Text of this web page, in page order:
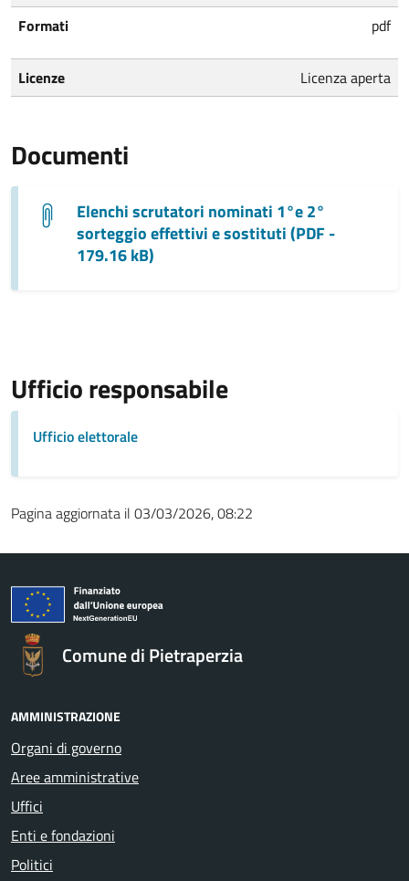
Formati
pdf
Licenze Licenza aperta
Documenti
Elenchi scrutatori nominati 1°e 2°
sorteggio effettivi e sostituti (PDF -
179.16 kB)
Ufficio responsabile
Ufficio elettorale
Pagina aggiornata il 03/03/2026, 08:22
Comune di Pietraperzia
AMMINISTRAZIONE
Organi di governo
Aree amministrative
Uffici
Enti e fondazioni
Politici